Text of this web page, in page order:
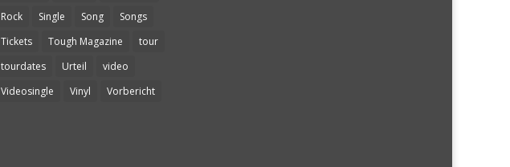
Rock
Single Song
Songs
Tickets
Tough Magazine
tour
tourdates
Urteil
video
Videosingle
Vinyl Vorbericht